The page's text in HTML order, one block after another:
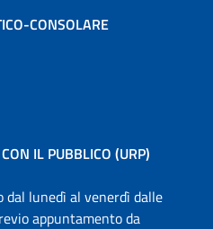
CONSOLARE
IL PUBBLICO (URP)
dal lunedì al venerdì dalle
appuntamento da